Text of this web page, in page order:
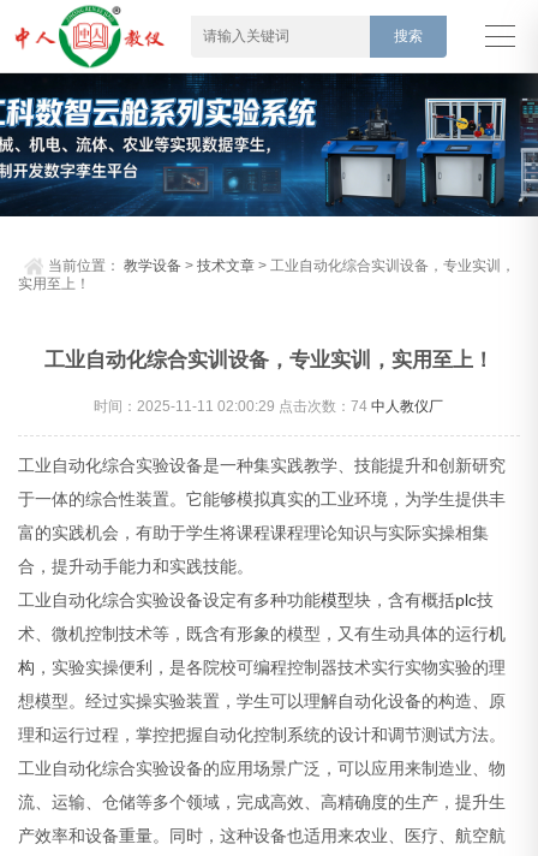
当前位置：教学设备 >技术文章 > 工业自动化综合实训设备，专业实训，
实用至上！
工业自动化综合实训设备，专业实训，实用至上！
时间：2025-11-11 02:00:29 点击次数：74中人教仪厂
工业自动化综合实验设备是一种集实践教学、技能提升和创新研究
于一体的综合性装置。它能够模拟真实的工业环境，为学生提供丰
富的实践机会，有助于学生将课程课程理论知识与实际实操相集
合，提升动手能力和实践技能。
工业自动化综合实验设备设定有多种功能模型块，含有概括plc技
术、微机控制技术等，既含有形象的模型，又有生动具体的运行机
构 ，实验实操便利，是各院校可编程控制器技术实行实物实验的理
想模型。经过实操实验装置，学生可以理解自动化设备的构造、原
理和运行过程，掌控把握自动化控制系统的设计和调节测试方法。
工业自动化综合实验设备的应用场景广泛，可以应用来制造业、物
流、运输、仓储等多个领域，完成高效、高精确度的生产，提升生
产效率和设备重量。同时，这种设备也适用来农业、医疗、航空航